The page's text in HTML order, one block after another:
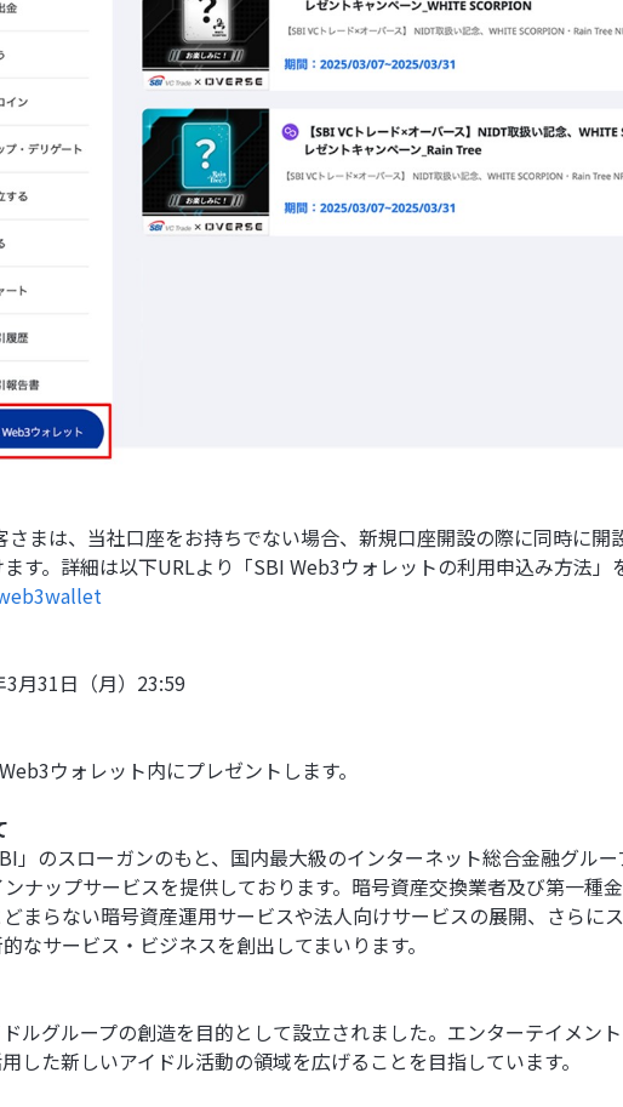
まは、当社口座をお持ちでない場合、新規口座開設の際に同時に開
す。詳細は以下URLより「SBI Web3ウォレットの利用申込み方法」
月31日（月）23:59
ウォレット内にプレゼントします。
」のスローガンのもと、国内最大級のインターネット総合金融グル
ナップサービスを提供しております。暗号資産交換業者及び第一種
まらない暗号資産運用サービスや法人向けサービスの展開、さらに
なサービス・ビジネスを創出してまいります。
ルグループの創造を目的として設立されました。エンターテイメン
した新しいアイドル活動の領域を広げることを目指しています。